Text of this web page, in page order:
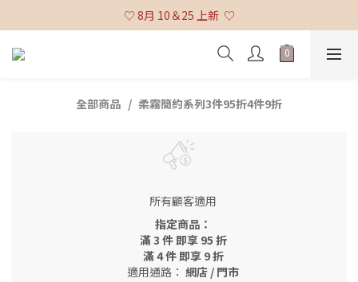
♡ 全館消費滿 $3,000 免運 (不含貨到付款及海外配送) ♡
♡ 8月 10＆25 上新  ♡
♡ 全館消費滿 $3,000 免運 (不含貨到付款及海外配送) ♡
全部商品 柔霧簡約系列3件95折4件9折
所有顧客適用
指定商品：
滿 3 件 即享 95 折
滿 4 件 即享 9 折
適用通路： 網店 / 門市